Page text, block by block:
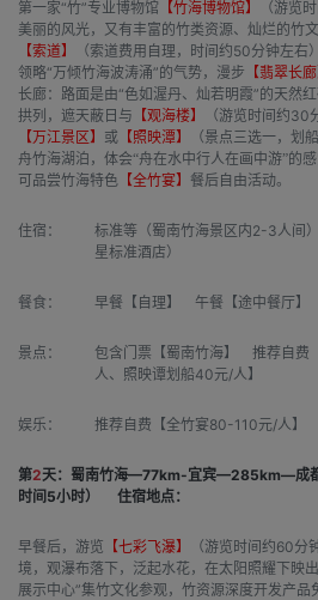
第一家“竹”专业博物馆 【竹海博物馆】
（游览
美丽的风光，又有丰富的竹类资源、灿烂的竹
【索道】
（索道费用自理，时间约50分钟左右
领略“万倾竹海波涛涌”的气势，漫步 【翡翠长廊
长廊：路面是由“色如渥丹、灿若明霞”的天然
拱列，遮天蔽日与 【观海楼】 （游览时间约30
【万江景区】 或 【照映潭】
（景点三选一，划
舟竹海湖泊，体会“舟在水中行人在画中游”的
可品尝竹海特色 【全竹宴】 餐后自由活动。
住宿：
标准等（蜀南竹海景区内2-3人间
星标准酒店）
餐食： 早餐【自理】 午餐【途中餐厅】
景点：
包含门票【蜀南竹海】 推荐自费
人、照映谭划船40元/人】
娱乐： 推荐自费【全竹宴80-110元/人】
第2天：蜀南竹海—77km-宜宾—285km—成
时间5小时）
住宿地点：
早餐后，游览 【七彩飞瀑】
（游览时间约60分
境，观瀑布落下，泛起水花，在太阳照耀下映
展示中心”集竹文化参观，竹资源深度开发产